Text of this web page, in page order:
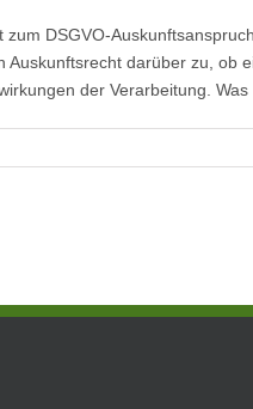
DSGVO-
Auskunftsrecht darüber zu,
der Verarbeitung. Was